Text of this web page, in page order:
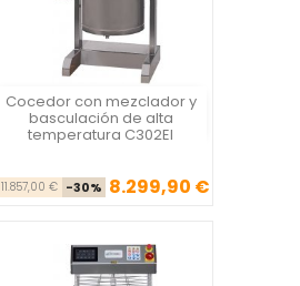
Cocedor con mezclador y
basculación de alta
temperatura C302EI
Precio base
11.857,00 € -30% Precio
8.299,90 €

Vista rápida